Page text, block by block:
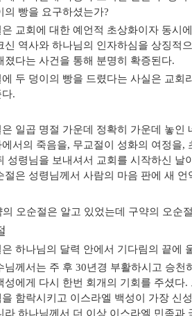
의 빵을 요구하셨는가?
은 교회에 대한 예언적 초상화이자 동시
신 역사와 하나님의 인자하심을 상징적
졌다는 사건을 통해 분명히 확증된다.
에 두 덩이의 빵을 드렸다는 사실은 교
다.
은 일곱 명절 가운데 정확히 가운데 놓
서의 죽음을, 무교절이 성화의 여정을,
성령님을 보내셔서 교회를 시작하신 날
절은 성령님께서 사람의 마음 판에 새
의 오순절은 알고 있었는데 구약의 오순
은 하나님의 달력 안에서 기다림의 끝에
님께서는 주 후 30년경 부활하시고 승천
성에게 다시 한번 회개의 기회를 주셨다.
을 함락시키고 이스라엘 백성이 가장 신
라 하나님께서 더 이상 이스라엘 민족